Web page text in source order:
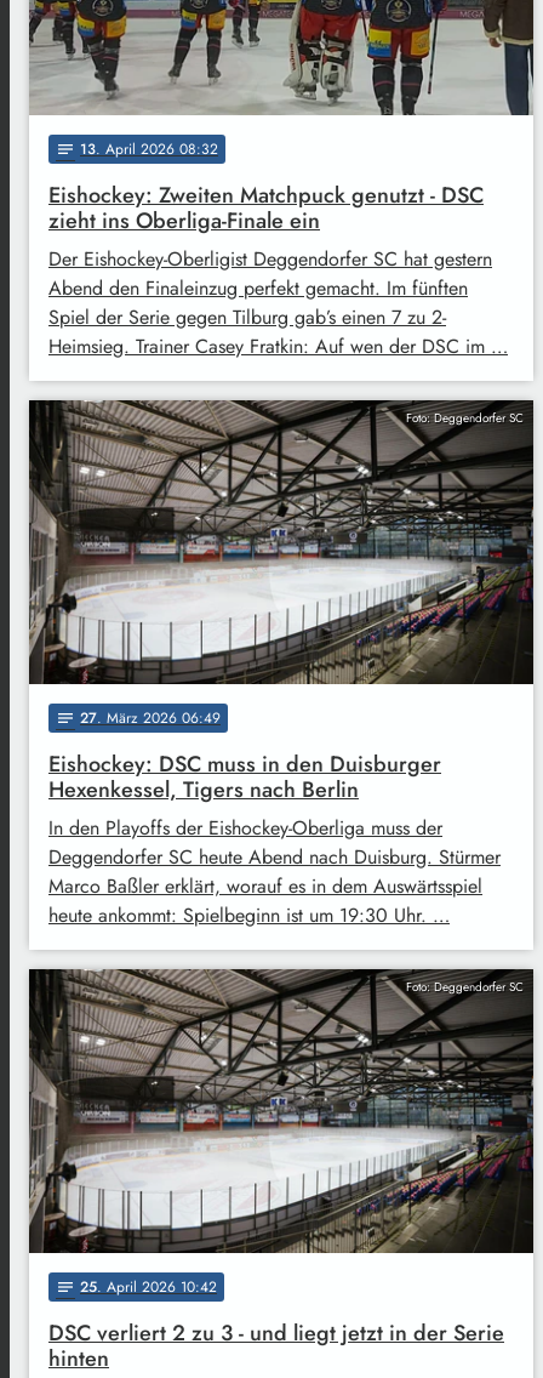
notes 13. April 2026 08:32
Eishockey: Zweiten Matchpuck genutzt - DSC
zieht ins Oberliga-Finale ein
Der Eishockey-Oberligist Deggendorfer SC hat gestern
Abend den Finaleinzug perfekt gemacht. Im fünften
Spiel der Serie gegen Tilburg gab’s einen 7 zu 2-
Heimsieg. Trainer Casey Fratkin: Auf wen der DSC im …
Foto: Deggendorfer SC
notes 27. März 2026 06:49
Eishockey: DSC muss in den Duisburger
Hexenkessel, Tigers nach Berlin
In den Playoffs der Eishockey-Oberliga muss der
Deggendorfer SC heute Abend nach Duisburg. Stürmer
Marco Baßler erklärt, worauf es in dem Auswärtsspiel
heute ankommt: Spielbeginn ist um 19:30 Uhr. …
Foto: Deggendorfer SC
notes 25. April 2026 10:42
DSC verliert 2 zu 3 - und liegt jetzt in der Serie
hinten